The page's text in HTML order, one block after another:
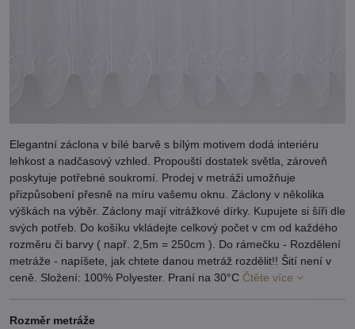
Elegantní záclona v bílé barvě s bílým motivem dodá interiéru
lehkost a nadčasový vzhled. Propouští dostatek světla, zároveň
poskytuje potřebné soukromí. Prodej v metráži umožňuje
přizpůsobení přesně na míru vašemu oknu. Záclony v několika
výškách na výběr. Záclony mají vitrážkové dírky. Kupujete si šíři dle
svých potřeb. Do košíku vkládejte celkový počet v cm od každého
rozměru či barvy ( např. 2,5m = 250cm ). Do rámečku - Rozdělení
metráže - napíšete, jak chtete danou metráž rozdělit!! Šití není v
ceně. Složení: 100% Polyester. Praní na 30°C Čtěte více
Rozměr metráže